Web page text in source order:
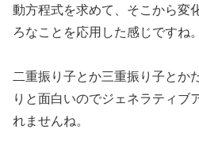
動方程式を求めて、そこから変
ろなことを応用した感じですね。
二重振り子とか三重振り子とか
りと面白いのでジェネラティブ
れませんね。